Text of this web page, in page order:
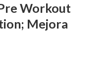
Workout
Mejora